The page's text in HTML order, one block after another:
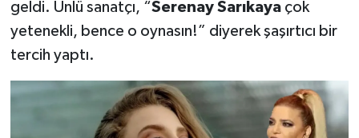
geldi. Ünlü sanatçı, “Serenay Sarıkayaçok
yetenekli, bence o oynasın!” diyerek şaşırtıcı bir
tercih yaptı.